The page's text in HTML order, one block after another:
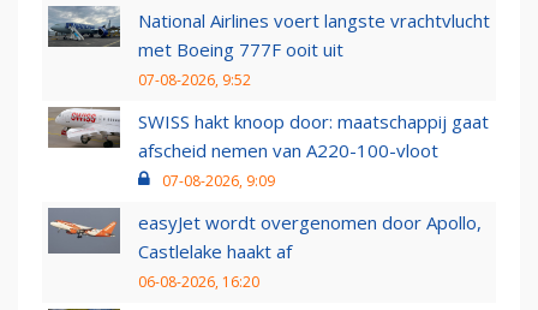
National Airlines voert langste vrachtvlucht
met Boeing 777F ooit uit
07-08-2026, 9:52
SWISS hakt knoop door: maatschappij gaat
afscheid nemen van A220-100-vloot
07-08-2026, 9:09
easyJet wordt overgenomen door Apollo,
Castlelake haakt af
06-08-2026, 16:20